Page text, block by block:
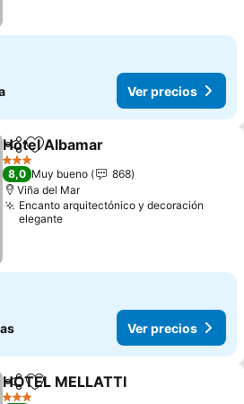
Ver precios
CompartirAgregar a favoritos
Hotel Albamar
3 Estrellas
8,0 Muy bueno
868
Viña del Mar
Encanto arquitectónico y decoración
elegante
Ver precios
CompartirAgregar a favoritos
HOTEL MELLATTI